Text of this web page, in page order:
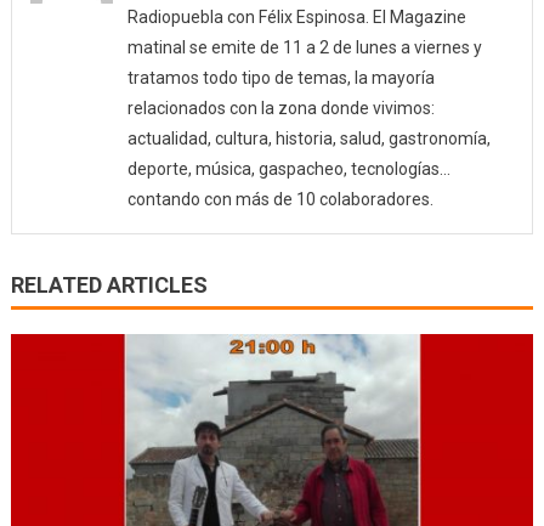
Radiopuebla con Félix Espinosa. El Magazine
matinal se emite de 11 a 2 de lunes a viernes y
tratamos todo tipo de temas, la mayoría
relacionados con la zona donde vivimos:
actualidad, cultura, historia, salud, gastronomía,
deporte, música, gaspacheo, tecnologías…
contando con más de 10 colaboradores.
RELATED ARTICLES